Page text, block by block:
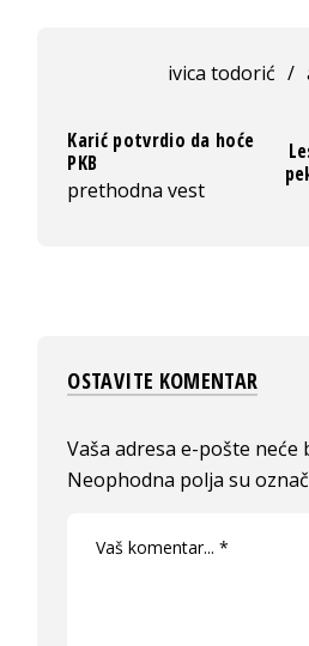
ivica todorić /
Karić potvrdio da hoće
PKB
prethodna vest
OSTAVITE KOMENTAR
Vaša adresa e-pošte neće
Neophodna polja su